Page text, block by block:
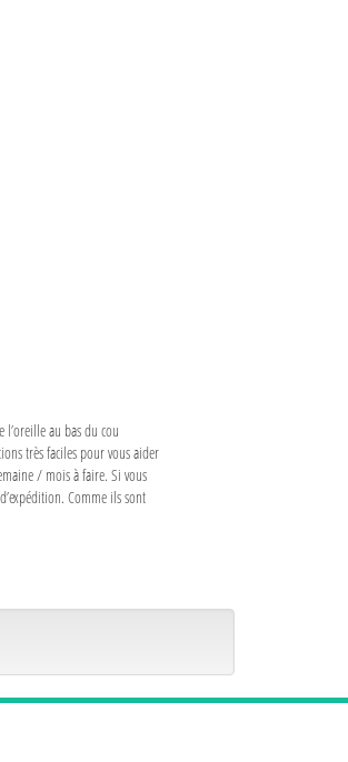
au bas du cou
très faciles pour vous aider
/ mois à faire. Si vous
Comme ils sont